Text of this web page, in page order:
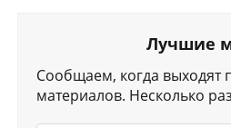
Лучшие
Сообщаем, когда
материалов. Несколько